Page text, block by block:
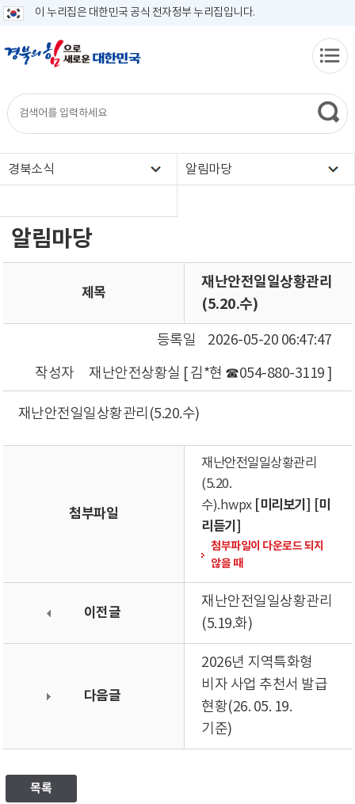
이 누리집은 대한민국 공식 전자정부 누리집입니다.
경북소식 알림마당
알림마당
제목
재난안전일일상황관리
(5.20.수)
등록일
2026-05-20 06:47:47
작성자
재난안전상황실 [ 김*현 ☎054-880-3119 ]
재난안전일일상황관리(5.20.수)
첨부파일
재난안전일일상황관리
(5.20.
수).hwpx [미리보기]
[미
리듣기]
첨부파일이 다운로드 되지
않을 때
이전글
재난안전일일상황관리
(5.19.화)
다음글
2026년 지역특화형
비자 사업 추천서 발급
현황(26. 05. 19.
기준)
목록